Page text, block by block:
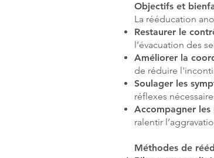
Objectifs et
La rééducation
Restaurer le
l’évacuation des
Améliorer la
de réduire
Soulager les
réflexes
Accompagner les
ralentir
Méthodes de